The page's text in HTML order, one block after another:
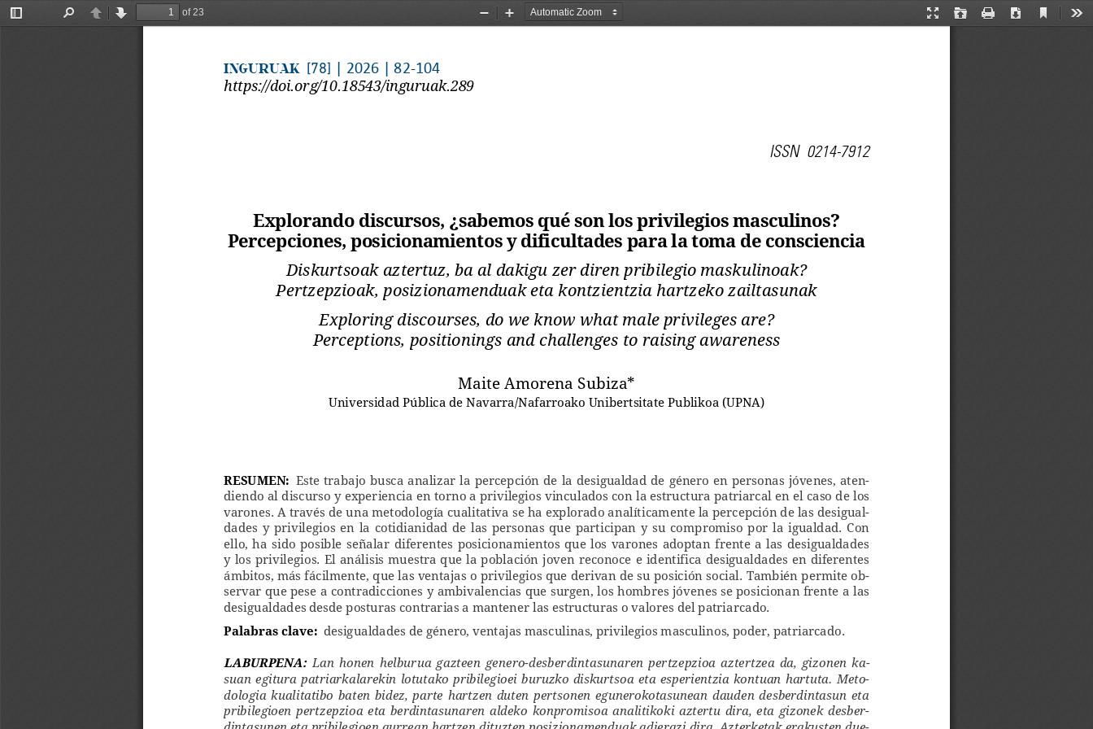
Toggle
PreviousNext
of 23
Presentation
Open Print Download
Current
Zoom
Zoom
INGURUAK [78] | 2026 | 82-104
ISSN  0214-7912
https://doi.org/10.18543/inguruak. 289
Explorando discursos, ¿sabemos qué son los privilegios masculinos?
Percepciones, posicionamientos y dificultades para la toma de consciencia
Diskurtsoak aztertuz, ba al dakigu zer diren pribilegio maskulinoak?
Pertzepzioak, posizionamenduak eta kontzientzia hartzeko zailtasunak
Exploring discourses, do we know what male privileges are?
Perceptions, positionings and challenges to raising awareness
Maite Amorena Subiza*
Universidad Pública de Navarra/Nafarroako Unibertsitate Publikoa (UPNA)
RESUMEN: Este  trabajo  busca  analizar  la  percepción  de  la  desigualdad  de  género  en  personas  jóvenes,  aten-
diendo al discurso y experiencia en torno a privilegios vinculados con la estructura patriarcal en el caso de los
varones. A través de una metodología cualitativa se ha explorado analíticamente la percepción de las desigual-
dades  y  privilegios  en  la  cotidianidad  de  las  personas  que  participan  y  su  compromiso  por  la  igualdad.  Con
ello,  ha  sido  posible  señalar  diferentes  posicionamientos  que  los  varones  adoptan  frente  a  las  desigualdades
y los privilegios. El análisis muestra que la población joven reconoce e identifica desigualdades en diferentes
ámbitos, más fácilmente, que las ventajas o privilegios que derivan de su posición social. También permite ob-
servar que pese a contradicciones y ambivalencias que surgen, los hombres jóvenes se posicionan frente a las
desigualdades desde posturas contrarias a mantener las estructuras o valores del patriarcado.
Palabras clave: desigualdades de género, ventajas masculinas, privilegios masculinos, poder, patriarcado.
LABURPENA:
   Lan  honen  helburua  gazteen  genero-desberdintasunaren  pertzepzioa  aztertzea  da,  gizonen  ka-
suan  egitura  patriarkalarekin  lotutako  pribilegioei  buruzko  diskurtsoa  eta  esperientzia  kontuan  hartuta.  Meto-
dologia  kualitatibo  baten  bidez,  parte  hartzen  duten  pertsonen  egunerokotasunean  dauden  desberdintasun  eta
pribilegioen  pertzepzioa  eta  berdintasunaren  aldeko  konpromisoa  analitikoki  aztertu  dira,  eta  gizonek  desber-
dintasunen eta pribilegioen aurrean hartzen dituzten posizionamenduak adierazi dira. Azterketak erakusten due-